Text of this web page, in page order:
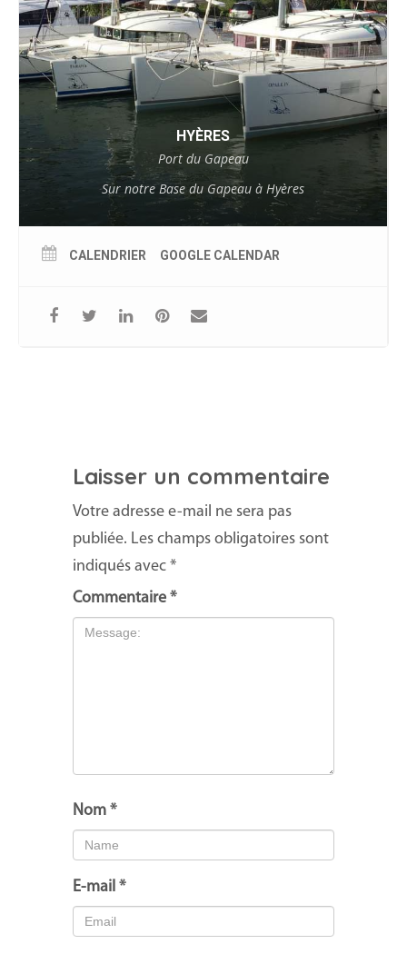
HYÈRES
Port du Gapeau
Sur notre Base du Gapeau à Hyères
CALENDRIER GOOGLE CALENDAR
Laisser un commentaire
Votre adresse e-mail ne sera pas
publiée. Les champs obligatoires sont
indiqués avec *
Commentaire *
Nom *
E-mail *